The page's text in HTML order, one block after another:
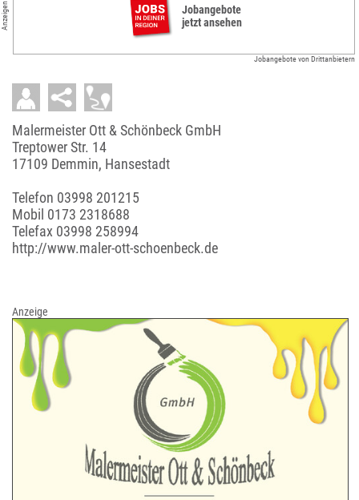
Anzeigen
Jobangebote
jetzt ansehen
Jobangebote von Drittanbietern
Malermeister Ott & Schönbeck GmbH
Treptower Str. 14
17109 Demmin, Hansestadt
Telefon 03998 201215
Mobil 0173 2318688
Telefax 03998 258994
http://www.maler-ott-schoenbeck.de
Anzeige